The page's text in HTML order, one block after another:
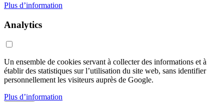
Plus d’information
Analytics
Un ensemble de cookies servant à collecter des informations et à
établir des statistiques sur l’utilisation du site web, sans identifier
personnellement les visiteurs auprès de Google.
Plus d’information